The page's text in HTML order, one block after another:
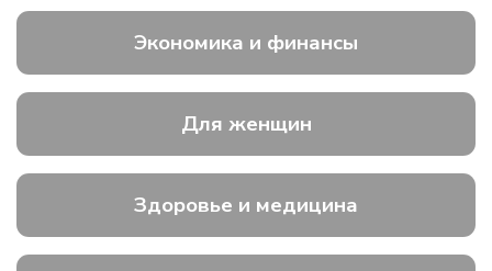
Экономика и финансы
Для женщин
Здоровье и медицина